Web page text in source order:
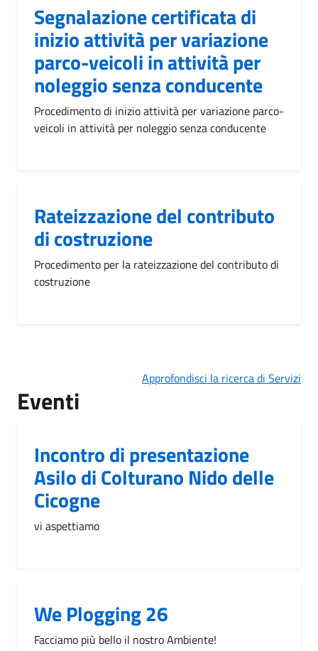
Segnalazione certificata di
inizio attività per variazione
parco-veicoli in attività per
noleggio senza conducente
Procedimento di inizio attività per variazione parco-
veicoli in attività per noleggio senza conducente
Rateizzazione del contributo
di costruzione
Procedimento per la rateizzazione del contributo di
costruzione
Approfondisci la ricerca di Servizi
Eventi
Incontro di presentazione
Asilo di Colturano Nido delle
Cicogne
vi aspettiamo
We Plogging 26
Facciamo più bello il nostro Ambiente!